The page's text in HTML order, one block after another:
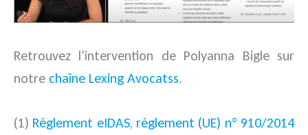
Retrouvez l’intervention de Polyanna Bigle sur
notre chaîne Lexing Avocatss.
(1) Règlement eIDAS, règlement (UE) n° 910/2014